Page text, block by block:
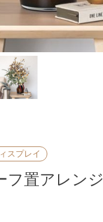
スプレイ
フ置アレンジ